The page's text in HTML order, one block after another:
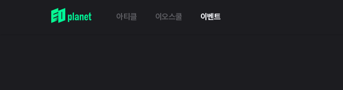
아티클 이오스쿨 이벤트